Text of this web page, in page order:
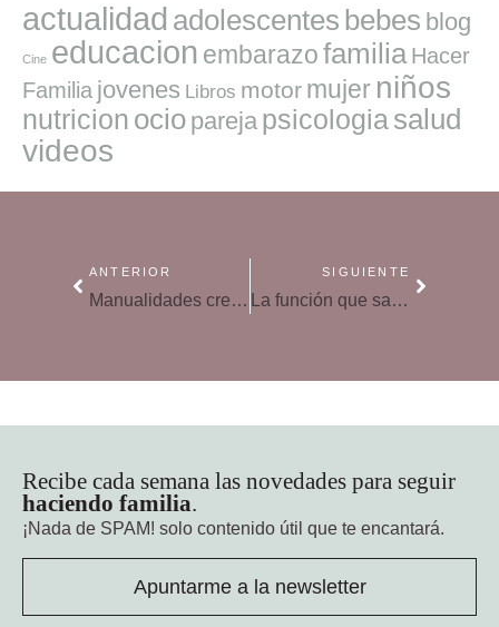
actualidad adolescentes bebes blog
Cine educacion embarazofamilia Hacer
Familia jovenes Libros motor mujer niños
nutricion ocio pareja psicologiasalud
videos
ANTERIOR
Manualidades creativas para personalizar tu material escolar
SIGUIENTE
La función que sale mal: una odisea de risa y caos
Recibe cada semana las novedades para seguir
haciendo familia.
¡Nada de SPAM! solo contenido útil que te encantará.
Apuntarme a la newsletter